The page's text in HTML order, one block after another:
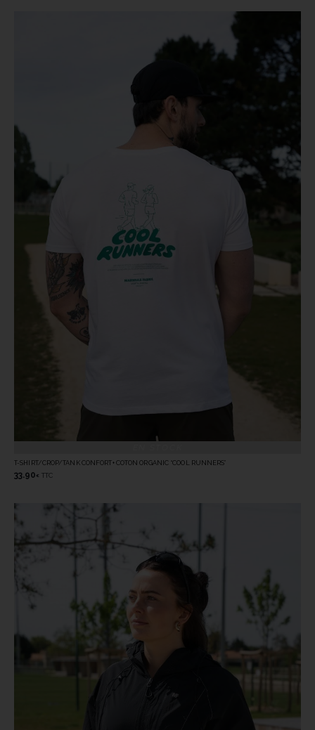
T-SHIRT/CROP/TANK CONFORT+ COTON ORGANIC “COOL RUNNERS”
33.90 € TTC